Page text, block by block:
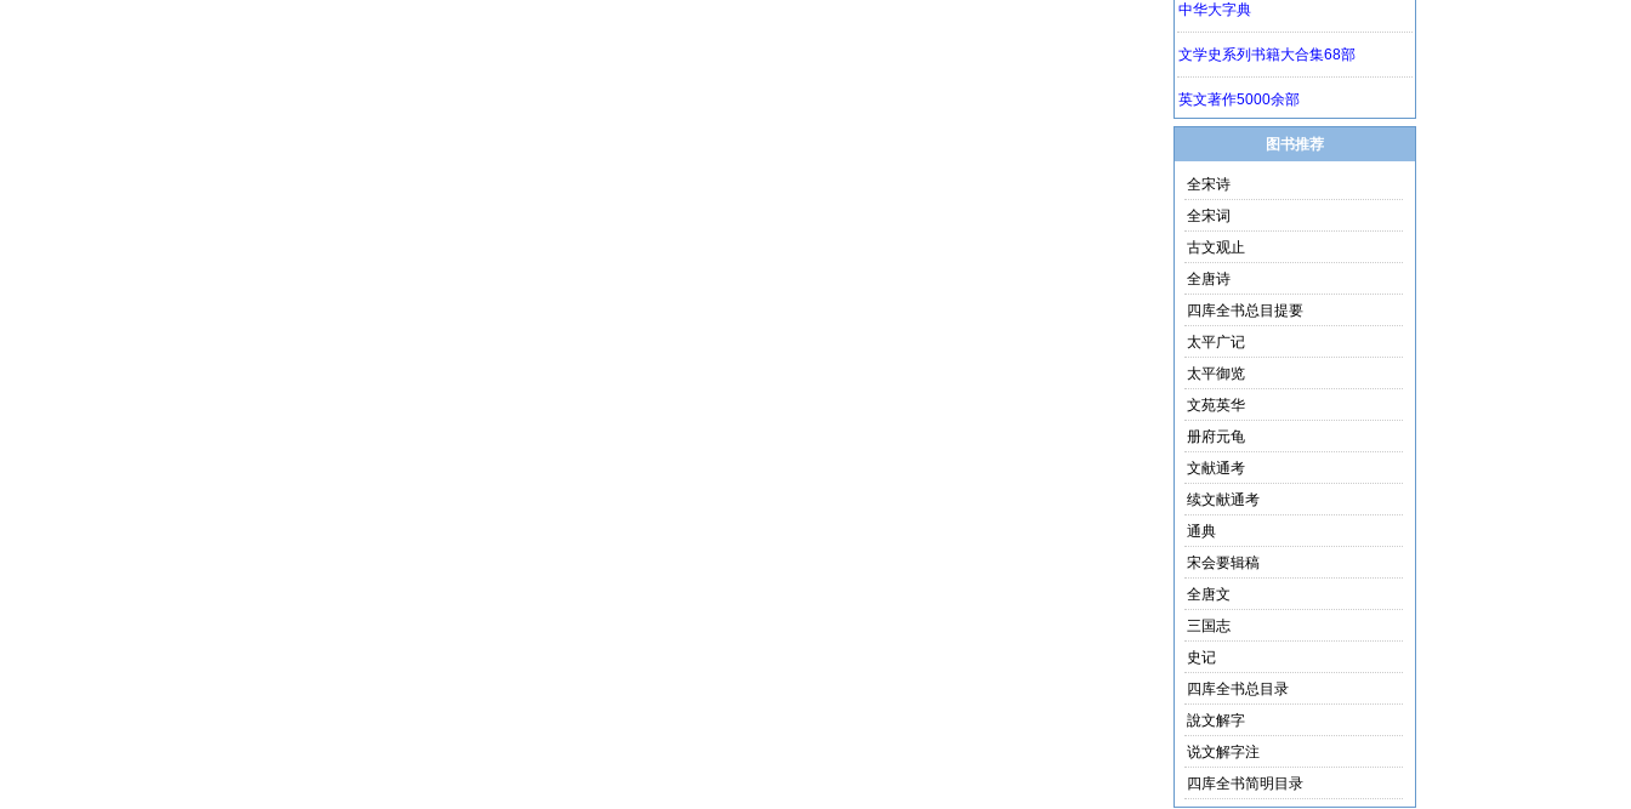
图书推荐
全宋诗
全宋词
古文观止
全唐诗
四库全书总目提要
太平广记
太平御览
文苑英华
册府元龟
文献通考
续文献通考
通典
宋会要辑稿
全唐文
三国志
史记
四库全书总目录
說文解字
说文解字注
四库全书简明目录